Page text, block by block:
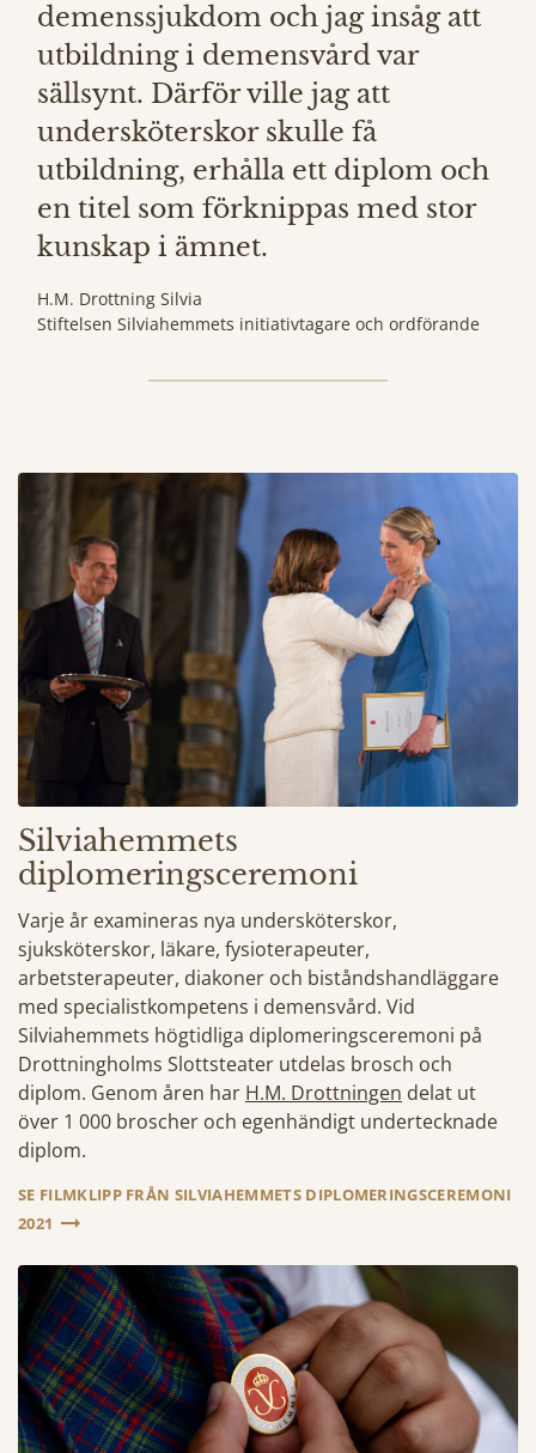
demenssjukdom och jag insåg att
utbildning i demensvård var
sällsynt. Därför ville jag att
undersköterskor skulle få
utbildning, erhålla ett diplom och
en titel som förknippas med stor
kunskap i ämnet.
H.M. Drottning Silvia
Stiftelsen Silviahemmets initiativtagare och ordförande
Silviahemmets
diplomeringsceremoni
Varje år examineras nya undersköterskor,
sjuksköterskor, läkare, fysioterapeuter,
arbetsterapeuter, diakoner och biståndshandläggare
med specialistkompetens i demensvård. Vid
Silviahemmets högtidliga diplomeringsceremoni på
Drottningholms Slottsteater utdelas brosch och
diplom. Genom åren har H.M. Drottningen delat ut
över 1 000 broscher och egenhändigt undertecknade
diplom.
SE FILMKLIPP FRÅN SILVIAHEMMETS DIPLOMERINGSCEREMONI
2021